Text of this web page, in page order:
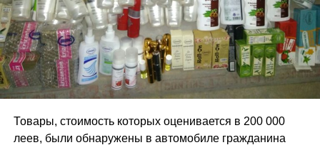
Товары, стоимость которых оценивается в 200 000
леев, были обнаружены в автомобиле гражданина